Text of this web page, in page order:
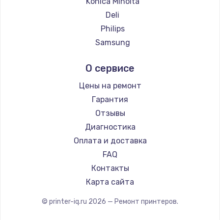
2500 руб.
Заказать
Замена электроконфорки
Техобслуживание
900 руб.
Заказать
Установка / подключение / демонтаж
1300 руб.
Заказать
Deli
Philips
Samsung
Lexmark
Sharp
TSC
Fujitsu
Godex
О сервисе
Цены на ремонт
Гарантия
Отзывы
Диагностика
Оплата и доставка
FAQ
Контакты
Карта сайта
© printer-iq.ru 2026 — Ремонт принтеров.